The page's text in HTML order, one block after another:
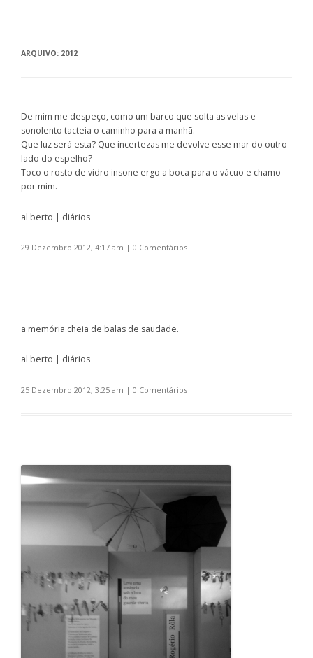
ARQUIVO: 2012
De mim me despeço, como um barco que solta as velas e
sonolento tacteia o caminho para a manhã.
Que luz será esta? Que incertezas me devolve esse mar do outro
lado do espelho?
Toco o rosto de vidro insone ergo a boca para o vácuo e chamo
por mim.
al berto | diários
29 Dezembro 2012, 4:17 am | 0 Comentários
a memória cheia de balas de saudade.
al berto | diários
25 Dezembro 2012, 3:25 am | 0 Comentários